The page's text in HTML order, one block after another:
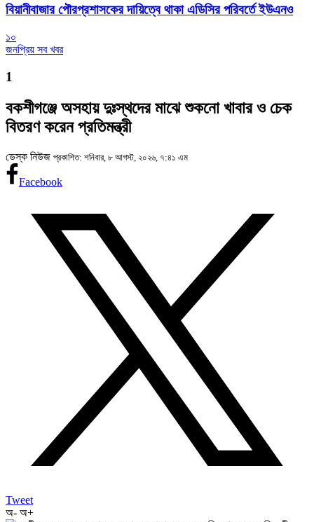
বিয়ানীবাজার পৌরপ্রশাসকের দায়িত্বে থাকা এডিসির পরিবর্তে ইউএনও
১০
জনপ্রিয় সব খবর
1
বকশীগঞ্জে অসহায় দুঃস্থদের মাঝে শুকনো খাবার ও চেক
বিতরণ করেন প্রতিমন্ত্রী
ডেস্ক নিউজ প্রকাশিত: শনিবার, ৮ আগস্ট, ২০২৬, ৭:৪১ এম
Facebook
Tweet
অ- অ+